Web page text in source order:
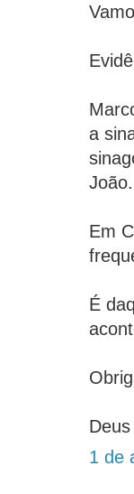
a
João.
Em
É
1 de